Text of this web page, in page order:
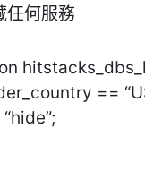
任何服務
==